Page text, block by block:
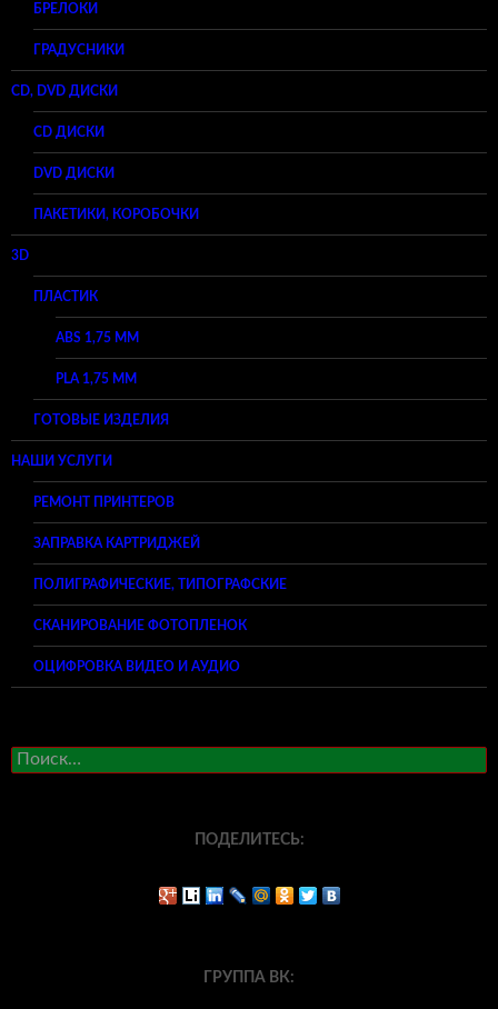
БРЕЛОКИ
ГРАДУСНИКИ
CD, DVD ДИСКИ
CD ДИСКИ
DVD ДИСКИ
ПАКЕТИКИ, КОРОБОЧКИ
3D
ПЛАСТИК
ABS 1,75 ММ
PLA 1,75 ММ
ГОТОВЫЕ ИЗДЕЛИЯ
НАШИ УСЛУГИ
РЕМОНТ ПРИНТЕРОВ
ЗАПРАВКА КАРТРИДЖЕЙ
ПОЛИГРАФИЧЕСКИЕ, ТИПОГРАФСКИЕ
СКАНИРОВАНИЕ ФОТОПЛЕНОК
ОЦИФРОВКА ВИДЕО И АУДИО
Найти:
ПОДЕЛИТЕСЬ:
ГРУППА ВК: